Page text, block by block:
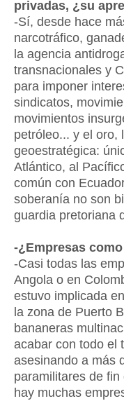
privadas, ¿su
-Sí, desde hace
narcotráfico,
la agencia
transnacionales y
para imponer
sindicatos,
movimientos
petróleo... y el oro,
geoestratégica:
Atlántico, al
común con
soberanía no son
guardia pretoriana
-¿Empresas
-Casi todas las
Angola o en
estuvo implicada
la zona de Puerto
bananeras
acabar con todo el
asesinando a más
paramilitares de
hay muchas